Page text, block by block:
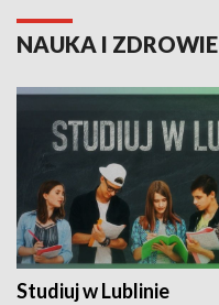
NAUKA I ZDROWIE
Studiuj w Lublinie